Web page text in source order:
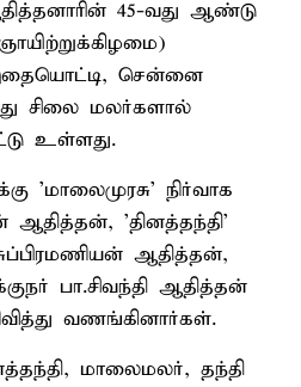
45-வது ஆண்டு
இதையொட்டி, சென்னை
சிலை மலர்களால்
உள்ளது.
'மாலைமுரசு' நிர்வாக
'தினத்தந்தி'
ஆதித்தன்,
பா.சிவந்தி ஆதித்தன்
வணங்கினார்கள்.
மாலைமலர், தந்தி